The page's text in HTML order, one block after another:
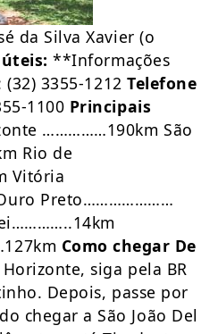
da Silva Xavier (o
**Informações
3355-1212Telefone
1100 Principais
……………190km São
Rio de
Vitória
Preto…………………
Como chegar De
siga pela BR
Depois, passe por
chegar a São João Del